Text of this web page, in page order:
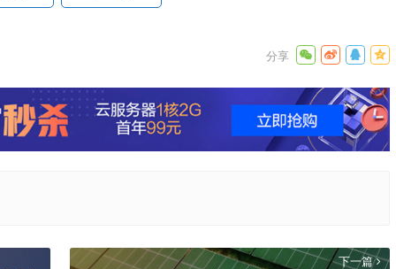
下一篇